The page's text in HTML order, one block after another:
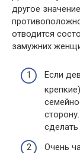
другое
отводится
замужних
Если
Очень